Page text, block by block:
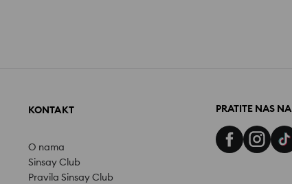
KONTAKT
O nama
Sinsay Club
Pravila Sinsay Club
PRATITE NAS NA